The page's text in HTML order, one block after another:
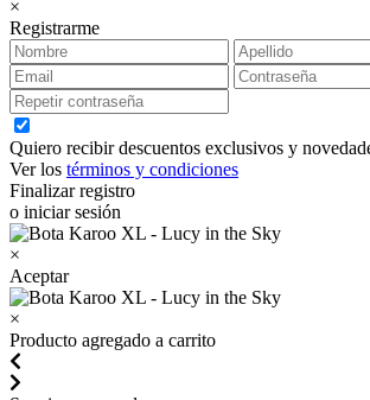
×
Registrarme
Quiero recibir descuentos exclusivos y
Ver los términos y condiciones
Finalizar registro
o iniciar sesión
×
Aceptar
×
Producto agregado a carrito